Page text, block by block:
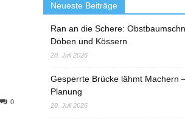
0
Neueste Beiträge
Ran an die Schere:
Döben und Kössern
28. Juli 2026
Gesperrte Brücke lähmt Machern
Planung
28. Juli 2026